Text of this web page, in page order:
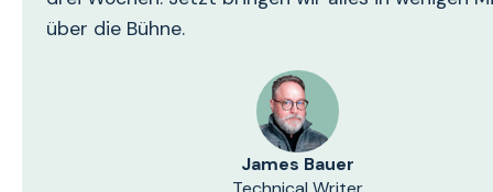
über die Bühne.
James Bauer